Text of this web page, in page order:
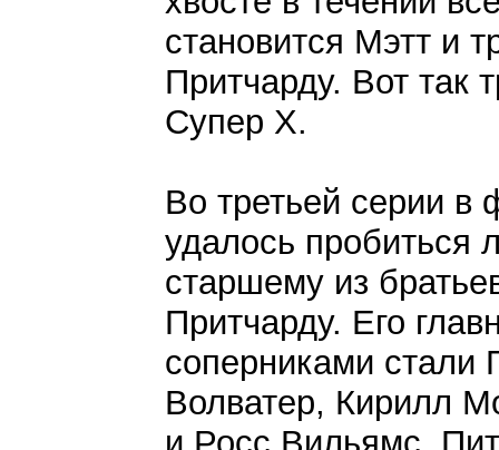
становится Мэтт и
Притчарду. Вот так
Супер Х.
Во третьей серии в
удалось пробиться
старшему из
Притчарду. Его
соперниками стали
Волватер, Кирилл